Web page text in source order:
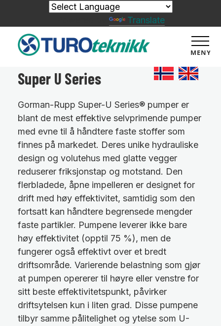
MENY
Super U Series
Gorman-Rupp Super-U Series® pumper er
blant de mest effektive selvprimende pumper
med evne til å håndtere faste stoffer som
finnes på markedet. Deres unike hydrauliske
design og volutehus med glatte vegger
reduserer friksjonstap og motstand. Den
flerbladede, åpne impelleren er designet for
drift med høy effektivitet, samtidig som den
fortsatt kan håndtere begrensede mengder
faste partikler. Pumpene leverer ikke bare
høy effektivitet (opptil 75 %), men de
fungerer også effektivt over et bredt
driftsområde. Varierende belastning som gjør
at pumpen opererer til høyre eller venstre for
sitt beste effektivitetspunkt, påvirker
driftsytelsen kun i liten grad. Disse pumpene
tilbyr samme pålitelighet og ytelse som U-
Translate